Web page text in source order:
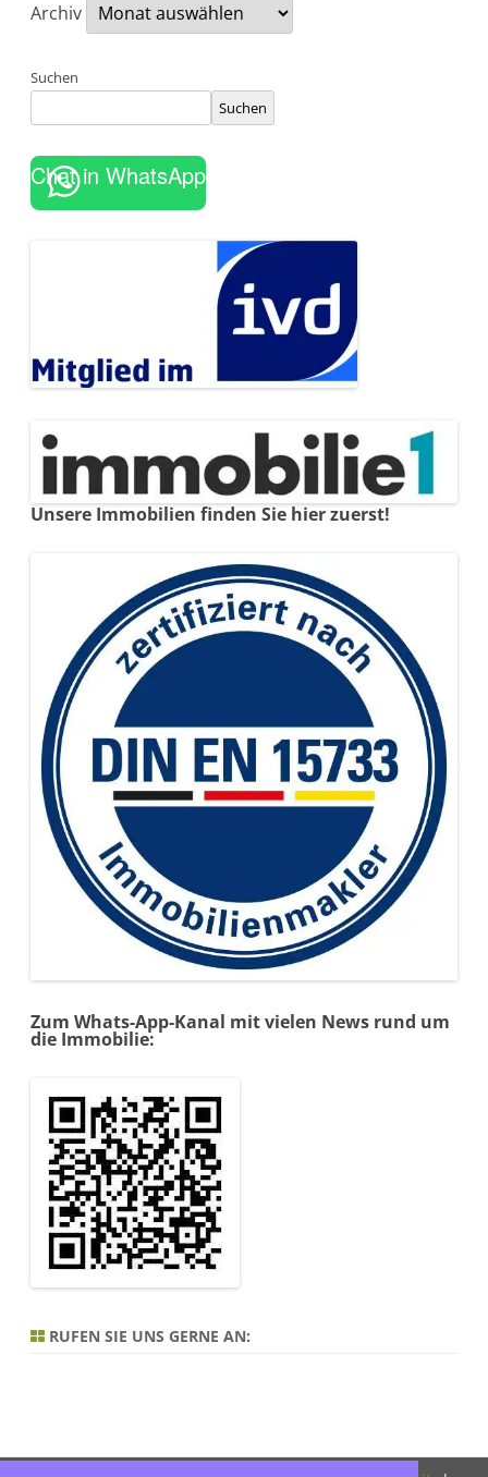
Archiv
Suchen
Suchen
Chat in WhatsApp
Unsere Immobilien finden Sie hier zuerst!
Zum Whats-App-Kanal mit vielen News rund um
die Immobilie:
RUFEN SIE UNS GERNE AN: